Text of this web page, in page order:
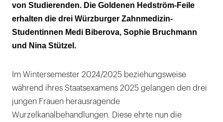
von Studierenden. Die Goldenen Hedström-Feile
erhalten die drei Würzburger Zahnmedizin-
Studentinnen Medi Biberova, Sophie Bruchmann
und Nina Stützel.
Im Wintersemester 2024/2025 beziehungsweise
während ihres Staatsexamens 2025 gelangen den drei
jungen Frauen herausragende
Wurzelkanalbehandlungen. Diese ehrte nun die